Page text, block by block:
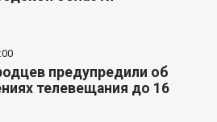
предупредили об
телевещания до 16